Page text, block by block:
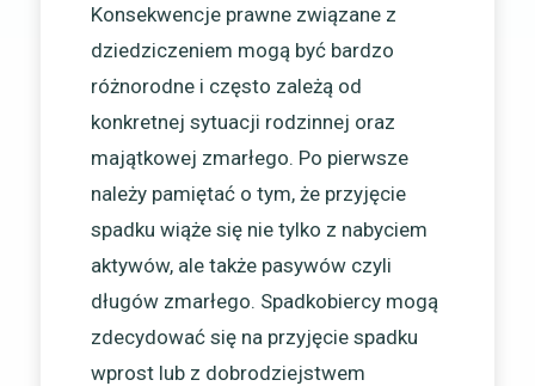
Konsekwencje prawne związane z
dziedziczeniem mogą być bardzo
różnorodne i często zależą od
konkretnej sytuacji rodzinnej oraz
majątkowej zmarłego. Po pierwsze
należy pamiętać o tym, że przyjęcie
spadku wiąże się nie tylko z nabyciem
aktywów, ale także pasywów czyli
długów zmarłego. Spadkobiercy mogą
zdecydować się na przyjęcie spadku
wprost lub z dobrodziejstwem